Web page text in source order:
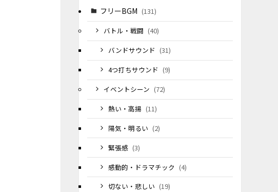
フリーBGM (131)
バトル・戦闘 (40)
バンドサウンド (31)
4つ打ちサウンド (9)
イベントシーン (72)
熱い・高揚 (11)
陽気・明るい (2)
緊張感 (3)
感動的・ドラマチック (4)
切ない・悲しい (19)